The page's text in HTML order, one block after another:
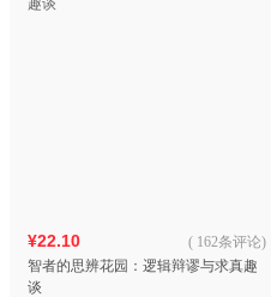
¥22.10
智者的思辨花园：逻辑辩谬与求真趣
谈
( 162条评论)